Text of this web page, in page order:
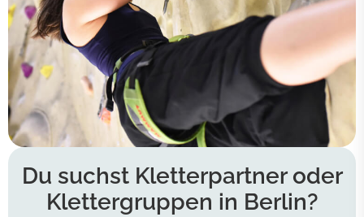
Du suchst Kletterpartner oder
Klettergruppen in Berlin?